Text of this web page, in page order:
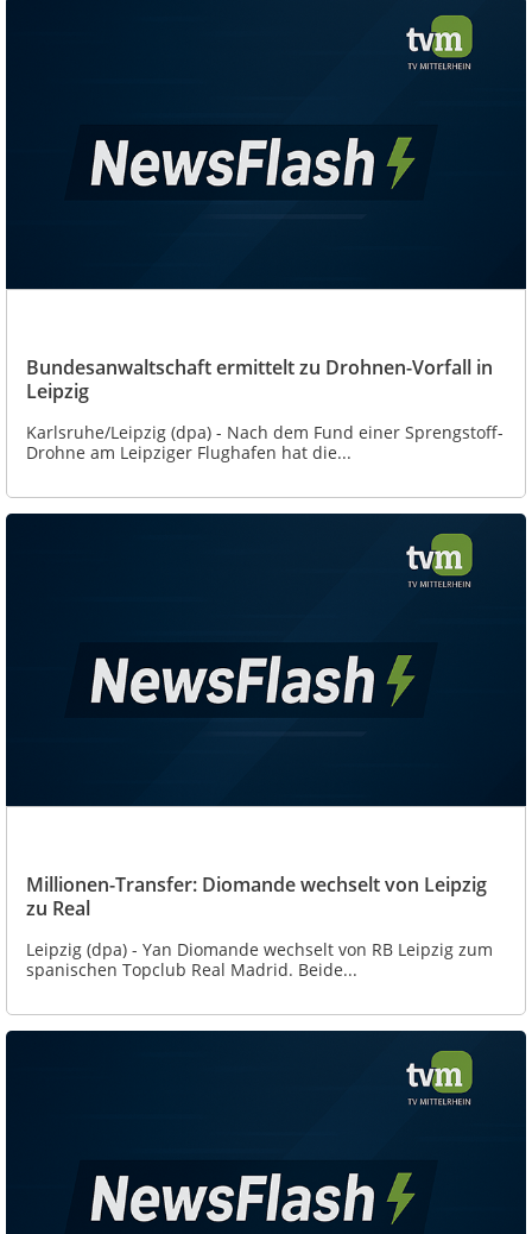
Bundesanwaltschaft ermittelt zu Drohnen-Vorfall in
Leipzig
Karlsruhe/Leipzig (dpa) - Nach dem Fund einer Sprengstoff-
Drohne am Leipziger Flughafen hat die...
Millionen-Transfer: Diomande wechselt von Leipzig
zu Real
Leipzig (dpa) - Yan Diomande wechselt von RB Leipzig zum
spanischen Topclub Real Madrid. Beide...